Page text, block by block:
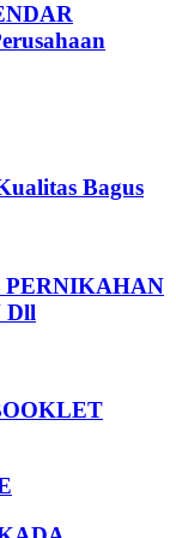
Bagus
PERNIKAHAN
Dll